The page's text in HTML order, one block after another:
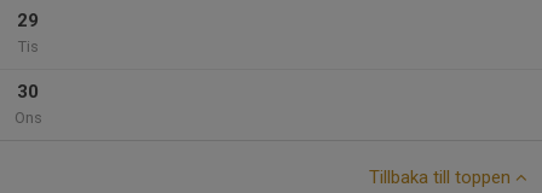
29
Tis
30
Ons
Tillbaka till toppen